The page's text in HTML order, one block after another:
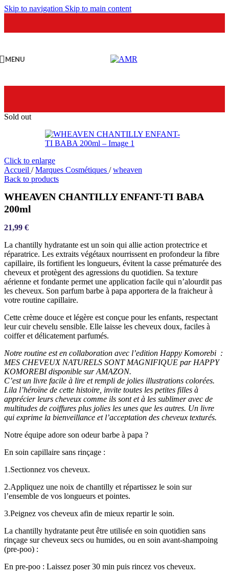
Skip to navigation Skip to main content
MENU
Sold out
Click to enlarge
Accueil / Marques Cosmétiques / wheaven
Back to products
WHEAVEN CHANTILLY ENFANT-TI BABA
200ml
21,99 €
La chantilly hydratante est un soin qui allie action protectrice et
réparatrice. Les extraits végétaux nourrissent en profondeur la fibre
capillaire, ils fortifient les longueurs, évitent la casse prématurée des
cheveux et protègent des agressions du quotidien. Sa texture
aérienne et fondante permet une application facile qui n’alourdit pas
les cheveux. Son parfum barbe à papa apportera de la fraicheur à
votre routine capillaire.
Cette crème douce et légère est conçue pour les enfants, respectant
leur cuir chevelu sensible. Elle laisse les cheveux doux, faciles à
coiffer et délicatement parfumés.
Notre routine est en collaboration avec l’edition Happy Komorebi :
MES CHEVEUX NATURELS SONT MAGNIFIQUE par HAPPY
KOMOREBI disponible sur AMAZON.
C’est un livre facile à lire et rempli de jolies illustrations colorées.
Lila l’héroïne de cette histoire, invite toutes les petites filles à
apprécier leurs cheveux comme ils sont et à les sublimer avec de
multitudes de coiffures plus jolies les unes que les autres. Un livre
qui exprime la bienveillance et l’acceptation des cheveux texturés.
Notre équipe adore son odeur barbe à papa ?
En soin capillaire sans rinçage :
1.Sectionnez vos cheveux.
2.Appliquez une noix de chantilly et répartissez le soin sur
l’ensemble de vos longueurs et pointes.
3.Peignez vos cheveux afin de mieux repartir le soin.
La chantilly hydratante peut être utilisée en soin quotidien sans
rinçage sur cheveux secs ou humides, ou en soin avant-shampoing
(pre-poo) :
En pre-poo : Laissez poser 30 min puis rincez vos cheveux.